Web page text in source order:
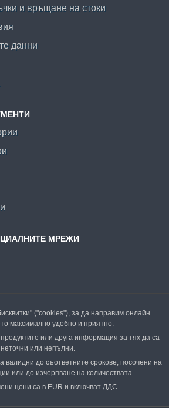
и връщане на стоки
данни
МРЕЖИ
("cookies"), за да направим онлайн
максимално удобно и приятно.
или друга информация за тях да са
неточни или непълни.
валидни до съответните срокове, посочени на
или до изчерпване на количествата.
цени са в EUR и включват ДДС.